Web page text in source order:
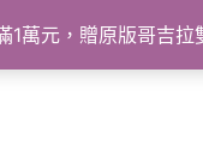
1萬元，贈原版哥吉